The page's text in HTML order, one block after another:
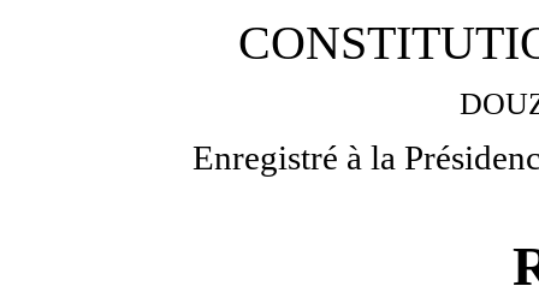
Enregistré à la